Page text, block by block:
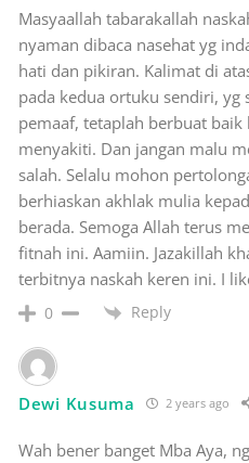
Masyaallah tabarakallah
nyaman dibaca nasehat yg
hati dan pikiran. Kalimat di
pada kedua ortuku sendiri, yg
pemaaf, tetaplah berbuat baik
menyakiti. Dan jangan malu
salah. Selalu mohon
berhiaskan akhlak mulia
berada. Semoga Allah terus
fitnah ini. Aamiin. Jazakillah
terbitnya naskah keren ini. I
0 Reply
Dewi Kusuma 2 years ago
Wah bener banget Mba Aya,